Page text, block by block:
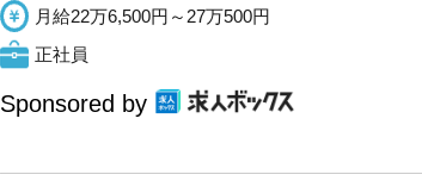
月給22万6,500円～27万500円
正社員
Sponsored by